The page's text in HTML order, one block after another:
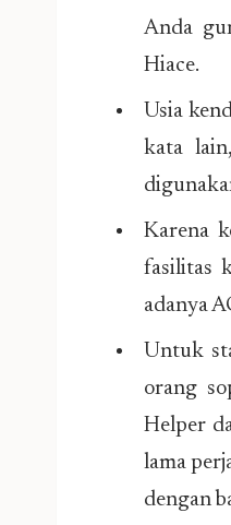
Anda
Hiace.
Usia
kata
Karena
fasilitas
adanya
Untuk
orang
Helper
lama
dengan